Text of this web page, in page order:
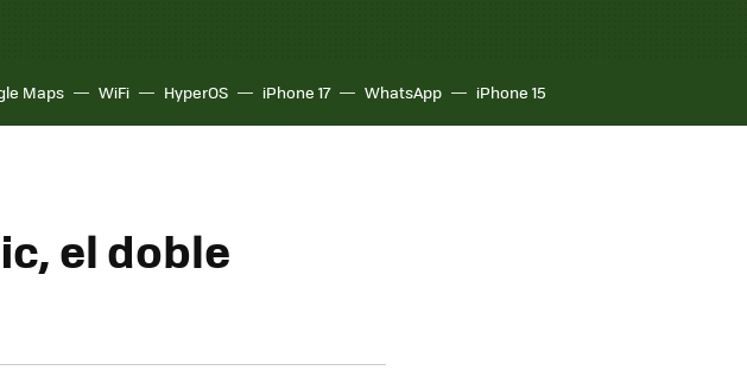
Maps WiFi HyperOS iPhone 17 WhatsApp iPhone 15
el doble